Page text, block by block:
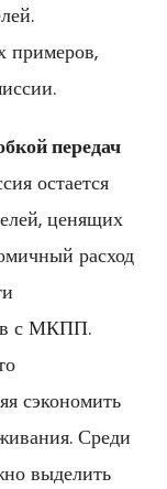
примеров‚
передач
остается
ценящих
расход
с МКПП.
сэкономить
Среди
выделить